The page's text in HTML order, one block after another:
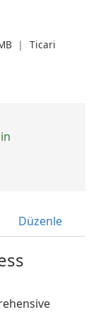
❘ Ticari
Düzenle